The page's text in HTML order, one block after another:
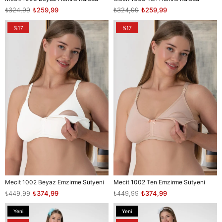
₺259,99
₺324,99 ₺259,99
₺324,99
Mecit 1002 Beyaz Emzirme Sütyeni
₺374,99
₺449,99
%17
Mecit 1002 Ten Emzirme Sütyeni
₺374,99
₺449,99
%17
Yeni
Yeni